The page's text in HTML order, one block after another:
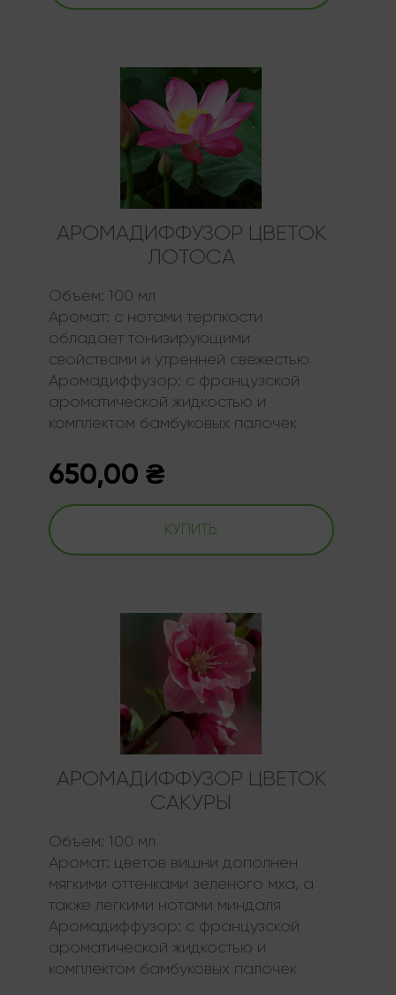
АРОМАДИФФУЗОР ЦВЕТОК
ЛОТОСА
Объем:100 мл
Аромат: с нотами терпкости
обладает тонизирующими
свойствами и утренней свежестью
Аромадиффузор: с французской
ароматической жидкостью и
комплектом бамбуковых палочек
650,00₴
КУПИТЬ
АРОМАДИФФУЗОР ЦВЕТОК
САКУРЫ
Объем:100 мл
Аромат: цветов вишни дополнен
мягкими оттенками зеленого мха, а
также легкими нотами миндаля
Аромадиффузор: с французской
ароматической жидкостью и
комплектом бамбуковых палочек